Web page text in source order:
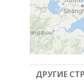
ДРУГИЕ